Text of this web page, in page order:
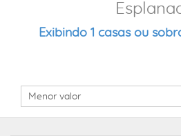
Exibindo 1 casas ou